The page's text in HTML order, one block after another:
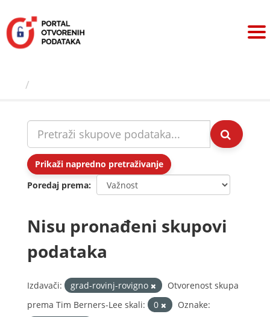
sadržaj
Prikaži napredno pretraživanje
Poredaj prema
Nisu pronađeni skupovi
podataka
Izdavači: grad-rovinj-rovigno
Otvorenost skupa
prema Tim Berners-Lee skali:
0
Oznake: